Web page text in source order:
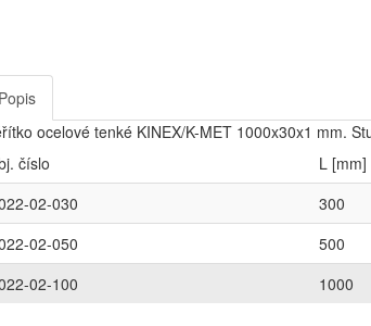
Popis
ocelové tenké KINEX/K-MET 1000x30x1 mm.
číslo
L [mm]
02-030
300
02-050
500
02-100
1000